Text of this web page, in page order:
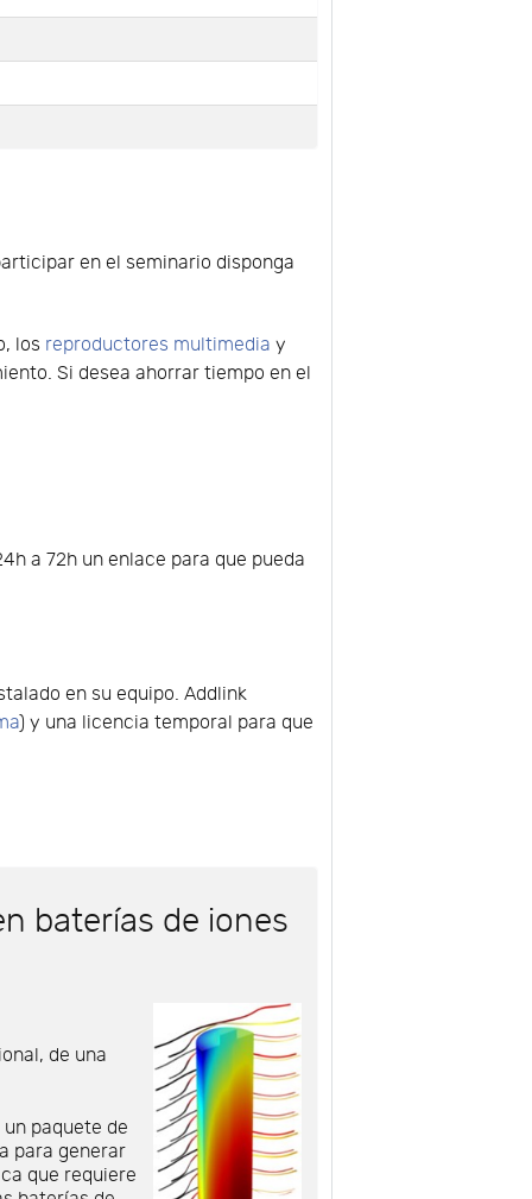
en el seminario disponga
los reproductores multimedia y
Si desea ahorrar tiempo en el
a 72h un enlace para que pueda
en su equipo. Addlink
) y una licencia temporal para que
baterías de iones
de una
paquete de
para generar
que requiere